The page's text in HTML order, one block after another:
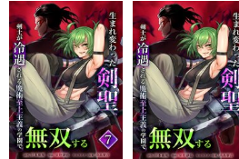
ぁ！』します！